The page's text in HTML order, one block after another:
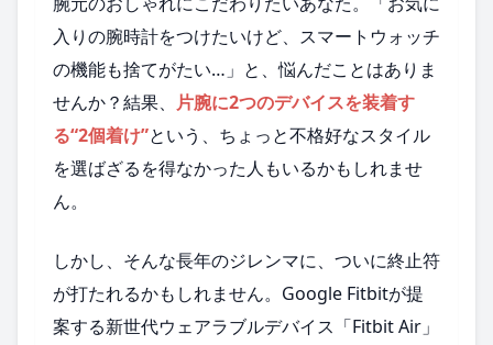
入りの腕時計をつけたいけど、スマートウォッチ
の機能も捨てがたい…」と、悩んだことはありま
せんか？結果、 片腕に2つのデバイスを装着す
る“2個着け”という、ちょっと不格好なスタイル
を選ばざるを得なかった人もいるかもしれませ
ん。
しかし、そんな長年のジレンマに、ついに終止符
が打たれるかもしれません。Google Fitbitが提
案する新世代ウェアラブルデバイス「Fitbit Air」